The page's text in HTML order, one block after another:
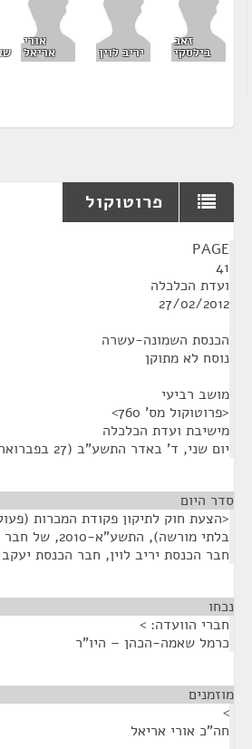
זאב
בילסקי יריב לוין
אורי
אריאל
פרוטוקול
PAGE
41
ועדת הכלכלה
27/02/2012
הכנסת השמונה-עשרה
נוסח לא מתוקן
מושב רביעי
<פרוטוקול מס' 760>
מישיבת ועדת הכלכלה
יום שני, ד' באדר התשע"ב (27 בפברואר 2012), שעה 10:00
סדר היום
<הצעת חוק לתיקון פקודת המכרות
בלתי מורשה),
חבר הכנסת יריב לוין, חבר הכנסת יעקב כץ (פ/
נכחו
חברי הוועדה: >
כרמל שאמה-הכהן – היו"ר
מוזמנים
>
חה"כ אורי אריאל